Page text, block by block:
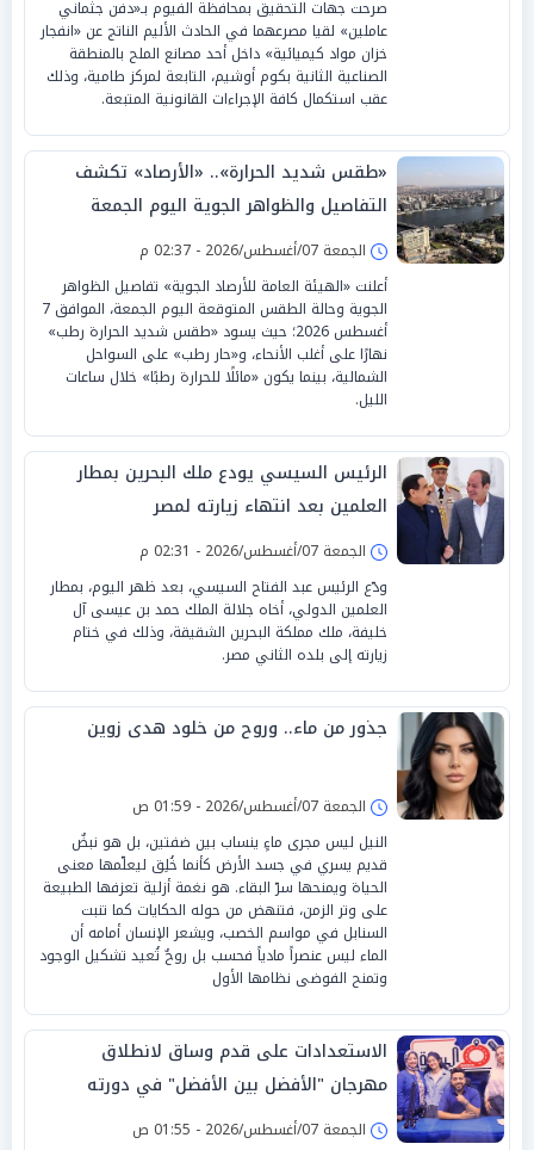
صرحت جهات التحقيق بمحافظة الفيوم بـ«دفن جثماني
عاملين» لقيا مصرعهما في الحادث الأليم الناتج عن «انفجار
خزان مواد كيميائية» داخل أحد مصانع الملح بالمنطقة
الصناعية الثانية بكوم أوشيم، التابعة لمركز طامية، وذلك
عقب استكمال كافة الإجراءات القانونية المتبعة.
«طقس شديد الحرارة».. «الأرصاد» تكشف
التفاصيل والظواهر الجوية اليوم الجمعة
الجمعة 07/أغسطس/2026 - 02:37 م
أعلنت «الهيئة العامة للأرصاد الجوية» تفاصيل الظواهر
الجوية وحالة الطقس المتوقعة اليوم الجمعة، الموافق 7
أغسطس 2026؛ حيث يسود «طقس شديد الحرارة رطب»
نهارًا على أغلب الأنحاء، و«حار رطب» على السواحل
الشمالية، بينما يكون «مائلًا للحرارة رطبًا» خلال ساعات
الليل.
الرئيس السيسي يودع ملك البحرين بمطار
العلمين بعد انتهاء زيارته لمصر
الجمعة 07/أغسطس/2026 - 02:31 م
ودّع الرئيس عبد الفتاح السيسي، بعد ظهر اليوم، بمطار
العلمين الدولي، أخاه جلالة الملك حمد بن عيسى آل
خليفة، ملك مملكة البحرين الشقيقة، وذلك في ختام
زيارته إلى بلده الثاني مصر.
جذور من ماء.. وروح من خلود هدى زوين
الجمعة 07/أغسطس/2026 - 01:59 ص
النيل ليس مجرى ماءٍ ينساب بين ضفتين، بل هو نبضٌ
قديم يسري في جسد الأرض كأنما خُلِق ليعلّمها معنى
الحياة ويمنحها سرّ البقاء. هو نغمة أزلية تعزفها الطبيعة
على وتر الزمن، فتنهض من حوله الحكايات كما تنبت
السنابل في مواسم الخصب، ويشعر الإنسان أمامه أن
الماء ليس عنصراً مادياً فحسب بل روحٌ تُعيد تشكيل الوجود
وتمنح الفوضى نظامها الأول
الاستعدادات على قدم وساق لانطلاق
مهرجان "الأفضل بين الأفضل" في دورته
الخامسة
الجمعة 07/أغسطس/2026 - 01:55 ص